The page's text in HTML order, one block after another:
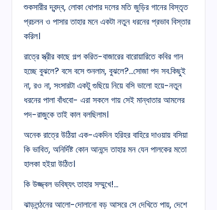
শুকসারীর দ্বন্দ্ব, লোকা ধোপার দলের মতি জুড়ির গানের বিস্তৃত
প্রচলন ও পাসার তাহার মনে একটা নতুন ধরনের প্রভাব বিস্তার
করিল।
রাত্রে স্ত্রীর কাছে গল্প করিত-বাজারের বারোয়ারিতে কবির গান
হচ্ছে বুঝলে? বসে বসে শুনলাম, বুঝলে?…সোজা পদ সব.কিছুই
না, রও না, সংসারটা একটু গুছিয়ে নিয়ে বসি ভালো হয়ে-নতুন
ধরনের পালা বাঁধবো- এরা সকলে গায় সেই মান্ধাতার আমলের
পদ-রাজুকে তাই কাল বলছিলাম।
অনেক রাত্রে উঠিয়া এক-একদিন হরিহর বাহিরে দাওয়ায় বসিয়া
কি ভাবিত, অনির্দিষ্ট কোন আনন্দে তাহার মন যেন পালকের মতো
হালকা হইয়া উঠিত।
কি উজ্জ্বল ভবিষ্যৎ তাহার সম্মুখে!…
ঝাড়লন্ঠনের আলো-দোলানো বড় আসরে সে দেখিতে পায়, দেশে